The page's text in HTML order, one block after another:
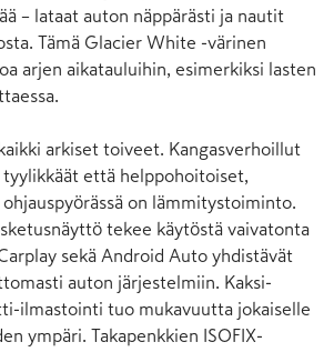
– lataat auton näppärästi ja nautit
Tämä Glacier White -värinen
arjen aikatauluihin, esimerkiksi lasten
arkiset toiveet. Kangasverhoillut
että helppohoitoiset,
on lämmitystoiminto.
tekee käytöstä vaivatonta
sekä Android Auto yhdistävät
auton järjestelmiin. Kaksi-
ilmastointi tuo mukavuutta jokaiselle
ympäri. Takapenkkien ISOFIX-